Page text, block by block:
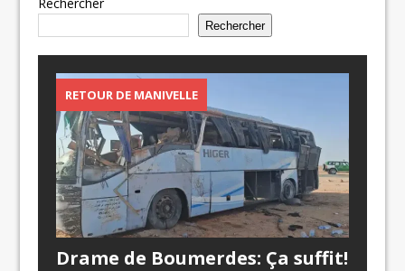
Rechercher
RETOUR DE MANIVELLE
Drame de Boumerdes: Ça suffit!